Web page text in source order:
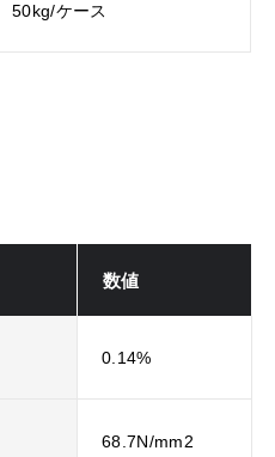
50kg/ケース
数値
0.14%
68.7N/mm2